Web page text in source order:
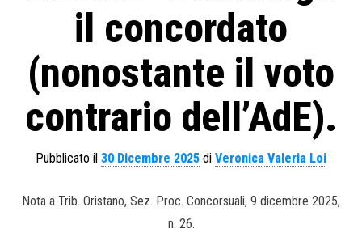
il concordato
(nonostante il voto
contrario dell’AdE).
Pubblicato il 30 Dicembre 2025 di Veronica Valeria Loi
Nota a Trib. Oristano, Sez. Proc. Concorsuali, 9 dicembre 2025,
n. 26.